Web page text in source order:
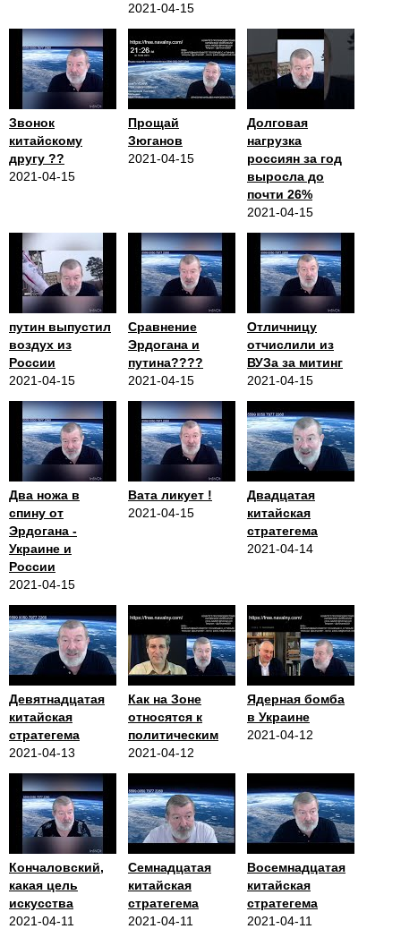
2021-04-15
Звонок
китайскому
другу ??
2021-04-15
Прощай
Зюганов
2021-04-15
Долговая
нагрузка
россиян за год
выросла до
почти 26%
2021-04-15
путин выпустил
воздух из
России
2021-04-15
Сравнение
Эрдогана и
путина????
2021-04-15
Отличницу
отчислили из
ВУЗа за митинг
2021-04-15
Два ножа в
спину от
Эрдогана -
Украине и
России
2021-04-15
Вата ликует !
2021-04-15
Двадцатая
китайская
стратегема
2021-04-14
Девятнадцатая
китайская
стратегема
2021-04-13
Как на Зоне
относятся к
политическим
2021-04-12
Ядерная бомба
в Украине
2021-04-12
Кончаловский,
какая цель
искусства
2021-04-11
Семнадцатая
китайская
стратегема
2021-04-11
Восемнадцатая
китайская
стратегема
2021-04-11